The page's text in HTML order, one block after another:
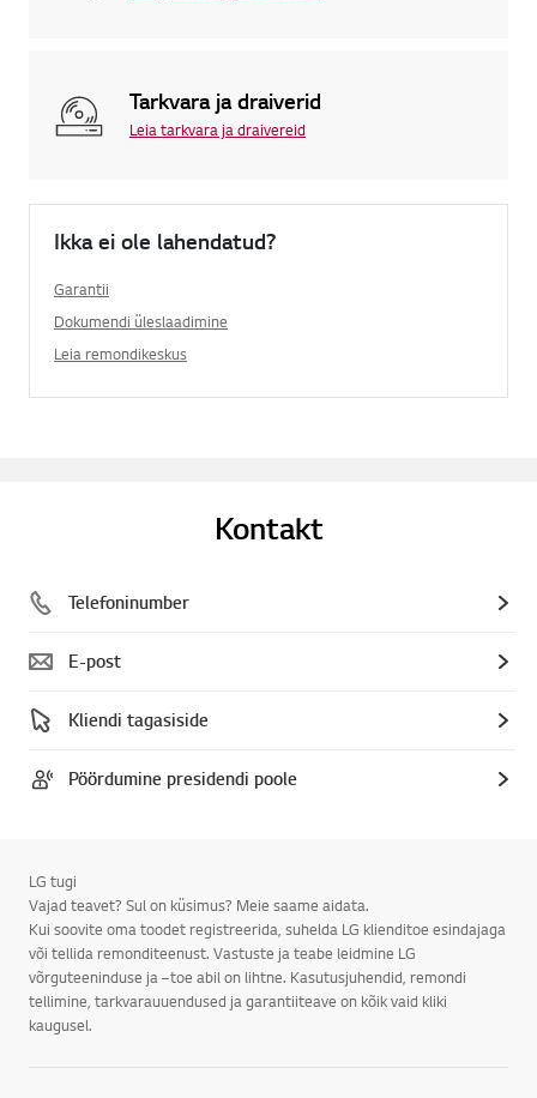
Tarkvara ja draiverid
Leia tarkvara ja draivereid
Ikka ei ole lahendatud?
Garantii
Dokumendi üleslaadimine
Leia remondikeskus
Kontakt
Telefoninumber
E-post
Kliendi tagasiside
Pöördumine presidendi poole
LG tugi
Vajad teavet? Sul on küsimus? Meie saame aidata.
Kui soovite oma toodet registreerida, suhelda LG klienditoe esindajaga
või tellida remonditeenust. Vastuste ja teabe leidmine LG
võrguteeninduse ja –toe abil on lihtne. Kasutusjuhendid, remondi
tellimine, tarkvarauuendused ja garantiiteave on kõik vaid kliki
kaugusel.